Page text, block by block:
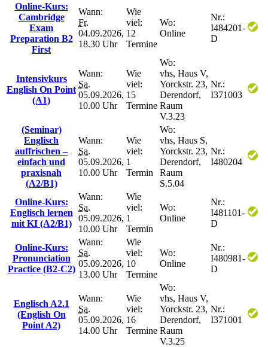
Online-Kurs:
Cambridge
Exam
Preparation B2
First
Wann:
Fr.
04.09.2026,
18.30 Uhr
Wie
viel:
12
Termine
Wo:
Online
Nr.:
I484201-
D
Intensivkurs
English On Point
(A1)
Wann:
Sa.
05.09.2026,
10.00 Uhr
Wie
viel:
15
Termine
Wo:
vhs, Haus V,
Yorckstr. 23,
Derendorf,
Raum
V.3.23
Nr.:
I371003
(Seminar)
Englisch
auffrischen –
einfach und
praxisnah
(A2/B1)
Wann:
Sa.
05.09.2026,
10.00 Uhr
Wie
viel:
1
Termin
Wo:
vhs, Haus S,
Yorckstr. 23,
Derendorf,
Raum
S.5.04
Nr.:
I480204
Online-Kurs:
Englisch lernen
mit KI (A2/B1)
Wann:
Sa.
05.09.2026,
10.00 Uhr
Wie
viel:
1
Termin
Wo:
Online
Nr.:
I481101-
D
Online-Kurs:
Pronunciation
Practice (B2-C2)
Wann:
Sa.
05.09.2026,
13.00 Uhr
Wie
viel:
10
Termine
Wo:
Online
Nr.:
I480981-
D
Englisch A2.1
(English On
Point A2)
Wann:
Sa.
05.09.2026,
14.00 Uhr
Wie
viel:
16
Termine
Wo:
vhs, Haus V,
Yorckstr. 23,
Derendorf,
Raum
V.3.25
Nr.:
I371001